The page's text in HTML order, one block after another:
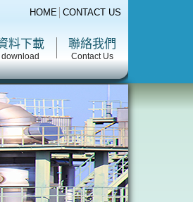
HOME CONTACT US
料下載
download
聯絡我們
Contact Us